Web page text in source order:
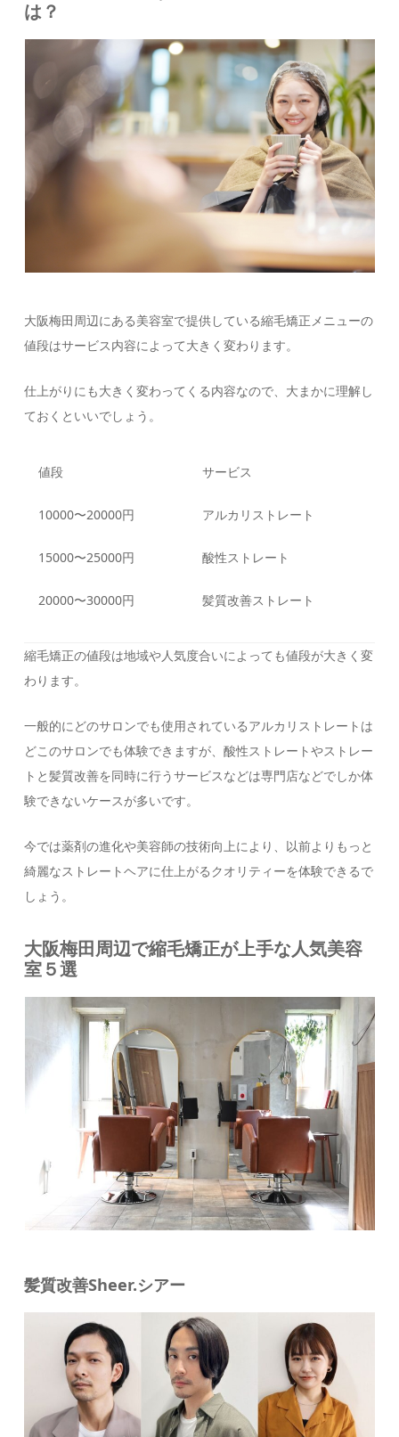
は？
大阪梅田周辺にある美容室で提供している縮毛矯正メニューの
値段はサービス内容によって大きく変わります。
仕上がりにも大きく変わってくる内容なので、大まかに理解し
ておくといいでしょう。
値段 サービス
10000〜20000円 アルカリストレート
15000〜25000円 酸性ストレート
20000〜30000円 髪質改善ストレート
縮毛矯正の値段は地域や人気度合いによっても値段が大きく変
わります。
一般的にどのサロンでも使用されているアルカリストレートは
どこのサロンでも体験できますが、酸性ストレートやストレー
トと髪質改善を同時に行うサービスなどは専門店などでしか体
験できないケースが多いです。
今では薬剤の進化や美容師の技術向上により、以前よりもっと
綺麗なストレートヘアに仕上がるクオリティーを体験できるで
しょう。
大阪梅田周辺で縮毛矯正が上手な人気美容
室５選
髪質改善Sheer.シアー